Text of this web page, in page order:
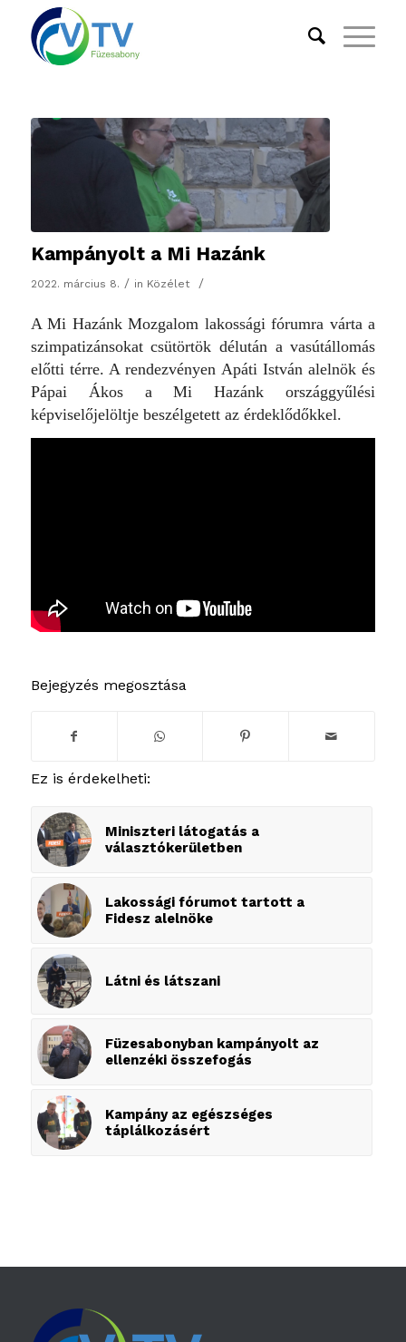
Kampányolt a Mi Hazánk
2022. március 8. / in Közélet /
A Mi Hazánk Mozgalom lakossági fórumra várta a
szimpatizánsokat csütörtök délután a vasútállomás
előtti térre. A rendezvényen Apáti István alelnök és
Pápai Ákos a Mi Hazánkországgyűlési
képviselőjelöltje beszélgetett az érdeklődőkkel.
Bejegyzés megosztása
Ez is érdekelheti:
Miniszteri látogatás a
választókerületben
Lakossági fórumot tartott a
Fidesz alelnöke
Látni és látszani
Füzesabonyban kampányolt az
ellenzéki összefogás
Kampány az egészséges
táplálkozásért